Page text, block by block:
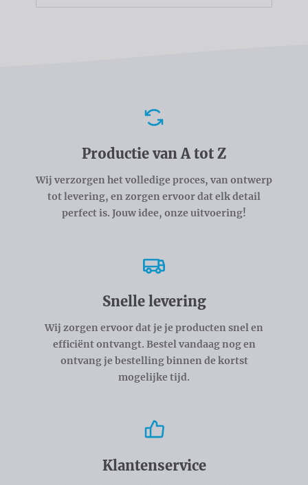
Productie van A tot Z
Wij verzorgen het volledige proces, van ontwerp
tot levering, en zorgen ervoor dat elk detail
perfect is. Jouw idee, onze uitvoering!
Snelle levering
Wij zorgen ervoor dat je je producten snel en
efficiënt ontvangt. Bestel vandaag nog en
ontvang je bestelling binnen de kortst
mogelijke tijd.
Klantenservice